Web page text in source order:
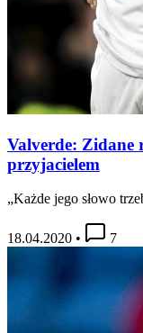
Valverde: Zidane
przyjacielem
„Każde jego słowo
18.04.2020 • 7